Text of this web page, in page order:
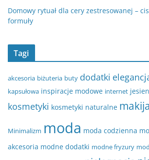
Domowy rytuał dla cery zestresowanej –
formuły
Tagi
akcesoria biżuteria buty dodatki
kapsułowa inspiracje modowe internet
kosmetyki kosmetyki naturalne
Minimalizm moda moda codzienna
akcesoria modne dodatki modne fryzury